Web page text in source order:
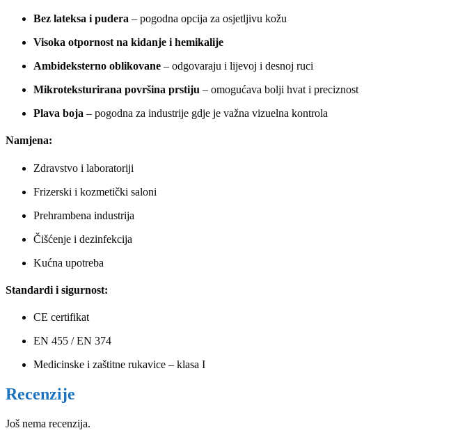
Bez lateksa i pudera – pogodna opcija za osjetljivu kožu
Visoka otpornost na kidanje i hemikalije
Ambideksterno oblikovane – odgovaraju i lijevoj i desnoj ruci
Mikroteksturirana površina prstiju – omogućava bolji hvat i preciznost
Plava boja – pogodna za industrije gdje je važna vizuelna kontrola
Namjena:
Zdravstvo i laboratoriji
Frizerski i kozmetički saloni
Prehrambena industrija
Čišćenje i dezinfekcija
Kućna upotreba
Standardi i sigurnost:
CE certifikat
EN 455 / EN 374
Medicinske i zaštitne rukavice – klasa I
Recenzije
Još nema recenzija.